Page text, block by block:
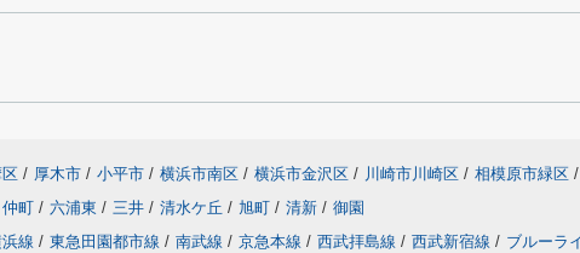
区 / 厚木市 / 小平市 / 横浜市南区 / 横浜市金沢区 / 川崎市川崎区 / 相模原市緑区 /
仲町 / 六浦東 / 三井 / 清水ケ丘 / 旭町 / 清新 / 御園
線 / 東急田園都市線 / 南武線 / 京急本線 / 西武拝島線 / 西武新宿線 / ブルーラ